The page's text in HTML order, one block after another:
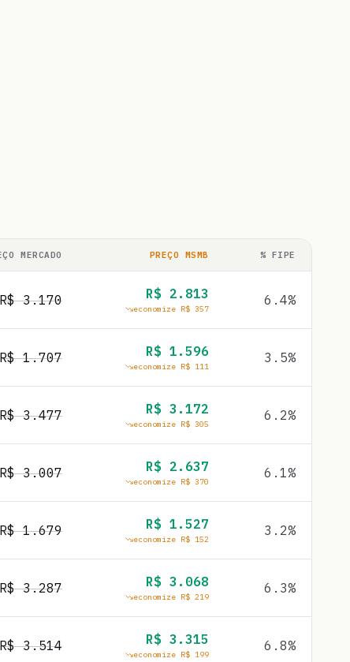
MERCADO PREÇO MSMB % FIPE
R$3.170 R$ 2.813
economize R$ 357
6.4%
R$1.707 R$ 1.596
economize R$ 111
3.5%
R$3.477 R$ 3.172
economize R$ 305
6.2%
R$3.007 R$ 2.637
economize R$ 370
6.1%
R$1.679 R$ 1.527
economize R$ 152
3.2%
R$3.287 R$ 3.068
economize R$ 219
6.3%
R$3.514 R$ 3.315
economize R$ 199
6.8%